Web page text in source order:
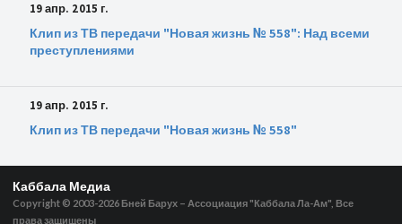
19 апр. 2015 г.
Клип из ТВ передачи "Новая жизнь № 558": Над всеми
преступлениями
19 апр. 2015 г.
Клип из ТВ передачи "Новая жизнь № 558"
Каббала Медиа
Copyright © 2003-2026 Бней Барух – Ассоциация "Каббала Ла-Ам", Все
права защищены